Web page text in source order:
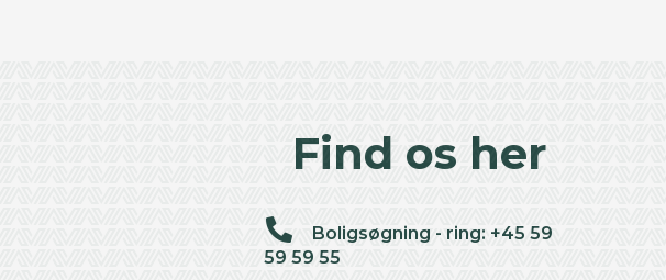
Find os her
Boligsøgning - ring: +45 59
59 59 55